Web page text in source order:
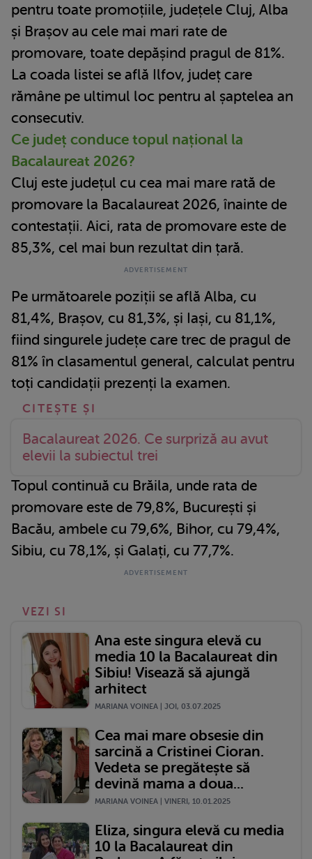
pentru toate promoțiile, județele Cluj, Alba
și Brașov au cele mai mari rate de
promovare, toate depășind pragul de 81%.
La coada listei se află Ilfov, județ care
rămâne pe ultimul loc pentru al șaptelea an
consecutiv.
Ce județ conduce topul național la
Bacalaureat 2026?
Cluj este județul cu cea mai mare rată de
promovare la Bacalaureat 2026, înainte de
contestații. Aici, rata de promovare este de
85,3%, cel mai bun rezultat din țară.
Pe următoarele poziții se află Alba, cu
81,4%, Brașov, cu 81,3%, și Iași, cu 81,1%,
fiind singurele județe care trec de pragul de
81% în clasamentul general, calculat pentru
toți candidații prezenți la examen.
Bacalaureat 2026. Ce surpriză au avut
elevii la subiectul trei
Topul continuă cu Brăila, unde rata de
promovare este de 79,8%, București și
Bacău, ambele cu 79,6%, Bihor, cu 79,4%,
Sibiu, cu 78,1%, și Galați, cu 77,7%.
VEZI SI
Ana este singura elevă cu
media 10 la Bacalaureat din
Sibiu! Visează să ajungă
arhitect
MARIANA VOINEA | JOI, 03.07.2025
Cea mai mare obsesie din
sarcină a Cristinei Cioran.
Vedeta se pregătește să
devină mama a doua...
MARIANA VOINEA | VINERI, 10.01.2025
Eliza, singura elevă cu media
10 la Bacalaureat din